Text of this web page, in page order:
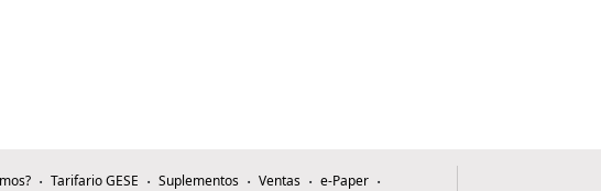
Tarifario GESE Suplementos Ventas
e-Paper